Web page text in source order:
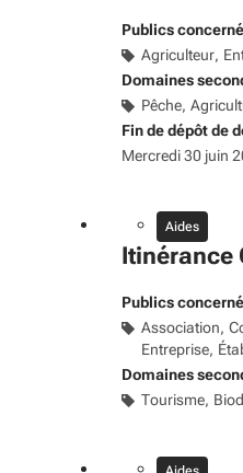
Publics
Agriculteur
Domaines
Pêche
Fin de dépôt de
Mercredi 30 juin
Aides
Itinérance
Publics
Association
Entreprise
Domaines
Tourisme